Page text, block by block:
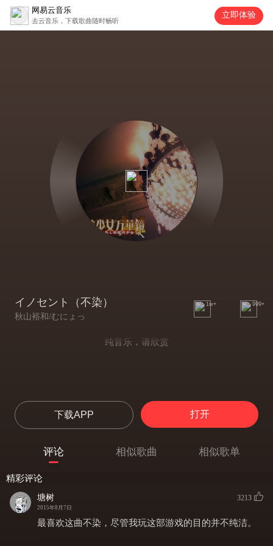
网易云音乐
去云音乐，下载歌曲随时畅听
立即体验
イノセント（不染）
秋山裕和/むにょっ
1w+ 999+
纯音乐，请欣赏
下载APP 打开
评论 相似歌曲 相似歌单
精彩评论
塘树
2015年8月7日
3213
最喜欢这曲不染，尽管我玩这部游戏的目的并不纯洁。